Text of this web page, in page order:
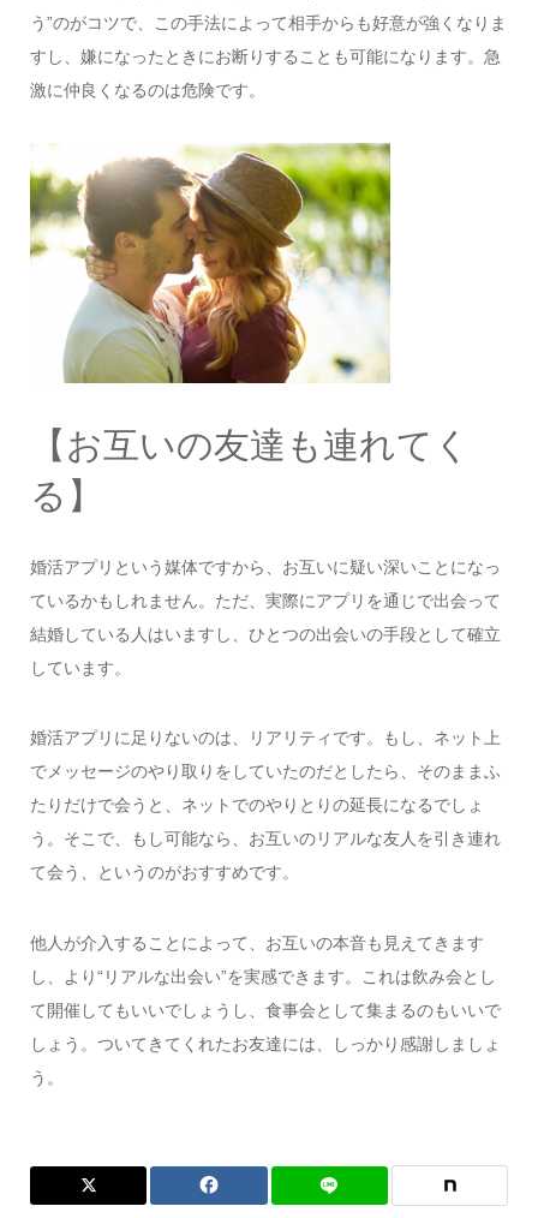
う”のがコツで、この手法によって相手からも好意が強くなりま
すし、嫌になったときにお断りすることも可能になります。急
激に仲良くなるのは危険です。
【お互いの友達も連れてく
る】
婚活アプリという媒体ですから、お互いに疑い深いことになっ
ているかもしれません。ただ、実際にアプリを通じで出会って
結婚している人はいますし、ひとつの出会いの手段として確立
しています。
婚活アプリに足りないのは、リアリティです。もし、ネット上
でメッセージのやり取りをしていたのだとしたら、そのままふ
たりだけで会うと、ネットでのやりとりの延長になるでしょ
う。そこで、もし可能なら、お互いのリアルな友人を引き連れ
て会う、というのがおすすめです。
他人が介入することによって、お互いの本音も見えてきます
し、より“リアルな出会い”を実感できます。これは飲み会とし
て開催してもいいでしょうし、食事会として集まるのもいいで
しょう。ついてきてくれたお友達には、しっかり感謝しましょ
う。